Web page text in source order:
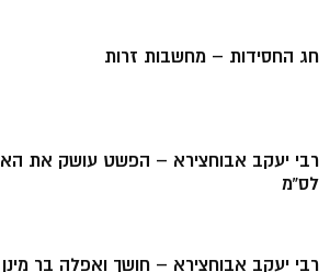
חג החסידות – מחשבות זרות
רבי יעקב אבוחצירא – הפשט עושק את
לס”מ
רבי יעקב אבוחצירא – חושך ואפלה בר מינן